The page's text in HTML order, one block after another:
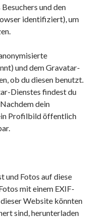
und den
identifiziert), um
und dem Gravatar-
ob du diesen benutzt.
Dienstes findest du
dein
Profilbild öffentlich
und Fotos auf diese
mit einem EXIF-
Website könnten
sind, herunterladen